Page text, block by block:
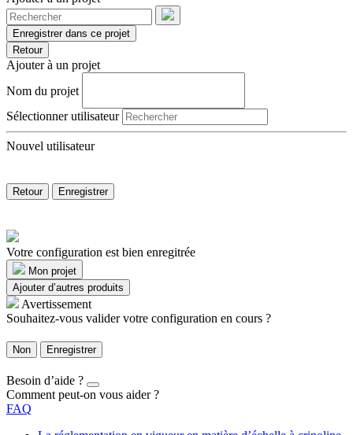
Enregistrer dans ce projet
Retour
Ajouter à un projet
Nom du projet
Sélectionner utilisateur
Nouvel utilisateur
Retour Enregistrer
Votre configuration est bien enregitrée
Mon projet
Ajouter d’autres produits
Avertissement
Souhaitez-vous valider votre configuration en cours ?
Non Enregistrer
Besoin d’aide ?
Comment peut-on vous aider ?
FAQ